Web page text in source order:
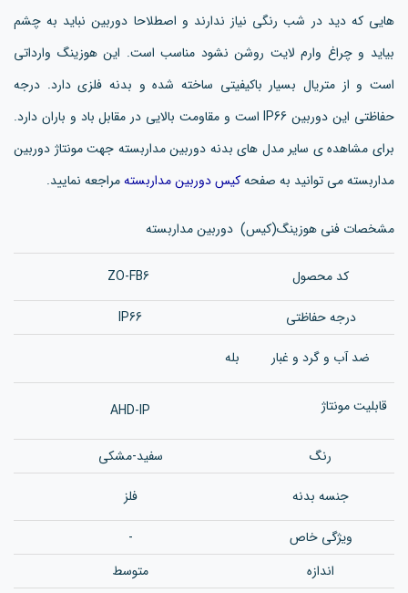
هایی که دید در شب رنگی نیاز ندارند و اصطلاحا دوربین نباید به چشم
بیاید و چراغ وارم لایت روشن نشود مناسب است. این هوزینگ وارداتی
است و از متریال بسیار باکیفیتی ساخته شده و بدنه فلزی دارد. درجه
حفاظتی این دوربین IP66 است و مقاومت بالایی در مقابل باد و باران دارد.
برای مشاهده ی سایر مدل های بدنه دوربین مداربسته جهت مونتاژ دوربین
مداربسته می توانید به صفحهکیس دوربین مداربستهمراجعه نمایید.
مشخصات فنی هوزینگ(کیس) دوربین مداربسته
کد محصول
درجه حفاظتی
IP66
ضد آب و گرد و غبار
بله
قابلیت مونتاژ AHD-IP
رنگ
سفید-مشکی
جنسه بدنه
فلز
ویژگی خاص
-
اندازه
متوسط